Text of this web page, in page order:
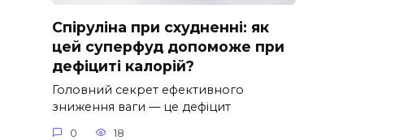
Спіруліна при схудненні: як
цей суперфуд допоможе при
дефіциті калорій?
Головний секрет ефективного
зниження ваги — це дефіцит
0 18